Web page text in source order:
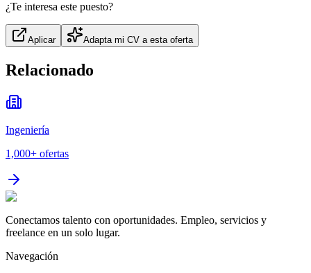
¿Te interesa este puesto?
Aplicar Adapta mi CV a esta oferta
Relacionado
Ingeniería
1,000+ ofertas
Conectamos talento con oportunidades. Empleo, servicios y
freelance en un solo lugar.
Navegación